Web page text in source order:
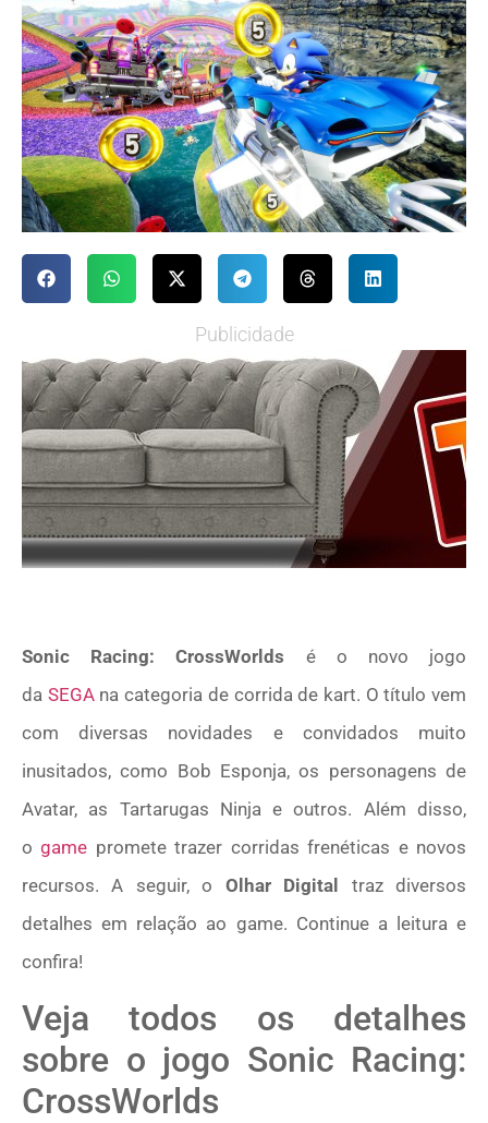
Publicidade
Sonic Racing: CrossWorlds é o novo jogo
da SEGAna categoria de corrida de kart. O título vem
com diversas novidades e convidados muito
inusitados, como Bob Esponja, os personagens de
Avatar, as Tartarugas Ninja e outros. Além disso,
ogame promete trazer corridas frenéticas e novos
recursos. A seguir, o Olhar Digital
traz diversos
detalhes em relação ao game. Continue a leitura e
confira!
Veja todos os detalhes
sobre o jogo Sonic Racing:
CrossWorlds